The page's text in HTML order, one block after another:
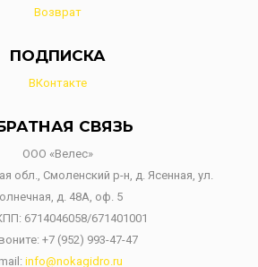
Возврат
ПОДПИСКА
ВКонтакте
СВЯЗЬ
ООО «Велес»
обл., Смоленский р-н, д. Ясенная, ул.
д. 48А, оф. 5
6714046058/671401001
+7 (952) 993-47-47
info@nokagidro.ru